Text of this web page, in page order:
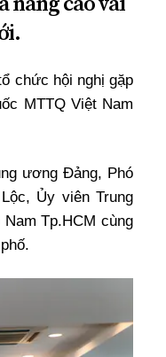
chức hội nghị gặp
MTTQ Việt Nam
ương Đảng, Phó
Ủy viên Trung
NamTp.HCM cùng